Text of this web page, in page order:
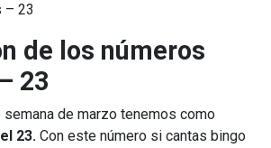
– 23
de los números
23
de marzo tenemos como
23. Con este número si cantas bingo